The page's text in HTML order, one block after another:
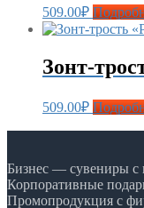
509.00₽
Зонт-
509.00₽
Бизнес — сувениры с
Корпоративные
Промопродукция с